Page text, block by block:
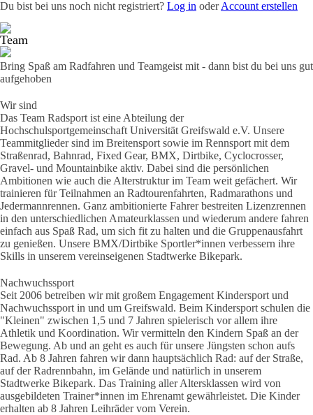
Du bist bei uns noch nicht registriert? Log in oderAccount erstellen
Team
Bring Spaß am Radfahren und Teamgeist mit - dann bist du bei uns gut
aufgehoben
Wir sind
Das Team Radsport ist eine Abteilung der
Hochschulsportgemeinschaft Universität Greifswald e.V. Unsere
Teammitglieder sind im Breitensport sowie im Rennsport mit dem
Straßenrad, Bahnrad, Fixed Gear, BMX, Dirtbike, Cyclocrosser,
Gravel- und Mountainbike aktiv. Dabei sind die persönlichen
Ambitionen wie auch die Alterstruktur im Team weit gefächert. Wir
trainieren für Teilnahmen an Radtourenfahrten, Radmarathons und
Jedermannrennen. Ganz ambitionierte Fahrer bestreiten Lizenzrennen
in den unterschiedlichen Amateurklassen und wiederum andere fahren
einfach aus Spaß Rad, um sich fit zu halten und die Gruppenausfahrt
zu genießen. Unsere BMX/Dirtbike Sportler*innen verbessern ihre
Skills in unserem vereinseigenen Stadtwerke Bikepark.
Nachwuchssport
Seit 2006 betreiben wir mit großem Engagement Kindersport und
Nachwuchssport in und um Greifswald. Beim Kindersport schulen die
"Kleinen" zwischen 1,5 und 7 Jahren spielerisch vor allem ihre
Athletik und Koordination. Wir vermitteln den Kindern Spaß an der
Bewegung. Ab und an geht es auch für unsere Jüngsten schon aufs
Rad. Ab 8 Jahren fahren wir dann hauptsächlich Rad: auf der Straße,
auf der Radrennbahn, im Gelände und natürlich in unserem
Stadtwerke Bikepark. Das Training aller Altersklassen wird von
ausgebildeten Trainer*innen im Ehrenamt gewährleistet. Die Kinder
erhalten ab 8 Jahren Leihräder vom Verein.